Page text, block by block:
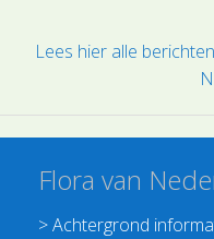
Lees hier alle
Flora van
>Achtergrond